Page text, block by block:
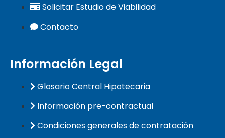
Solicitar Estudio de Viabilidad
Contacto
Información Legal
Glosario Central Hipotecaria
Información pre-contractual
Condiciones generales de contratación